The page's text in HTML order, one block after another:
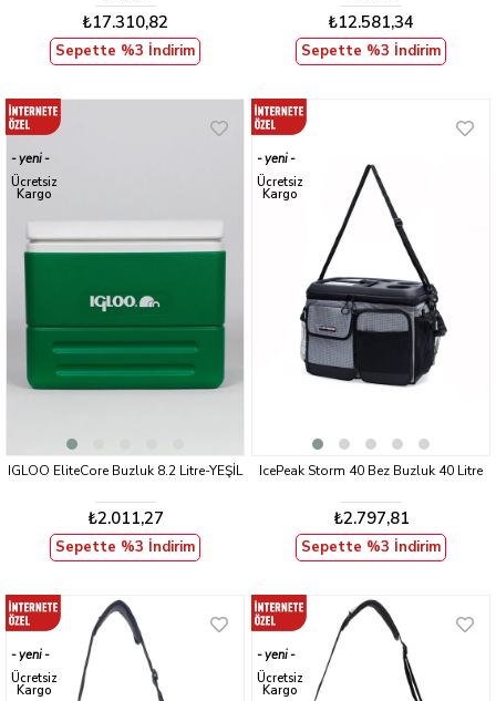
₺17.310,82
Sepette %3 İndirim
₺12.581,34
Sepette %3 İndirim
IGLOO EliteCore Buzluk 8.2 Litre-YEŞİL
₺2.011,27
Sepette %3 İndirim
yeni
ürün
Ücretsiz
Kargo
IcePeak Storm 40 Bez Buzluk 40 Litre
₺2.797,81
Sepette %3 İndirim
yeni
ürün
Ücretsiz
Kargo
yeni
ürün
Ücretsiz
Kargo
yeni
ürün
Ücretsiz
Kargo